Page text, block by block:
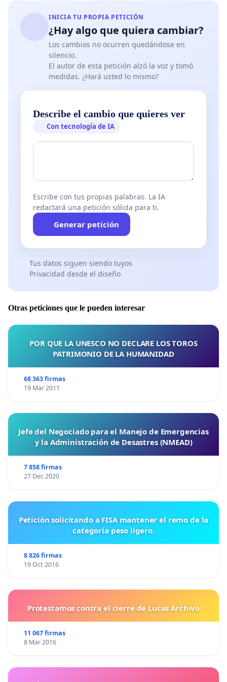
Con este comunicado, lo que intentamos es que se
nos dé una solución, ya que no es normal que
ningún alumno (de ambas clases) haya conseguido
superar el examen y con ello, la asignatura.
Agradezco de antemano su atención y quedo a la
espera de su respuesta.
Atentamente,
Mario González (delegado 1G)
INICIA TU PROPIA PETICIÓN
¿Hay algo que quiera cambiar?
Los cambios no ocurren quedándose en
silencio.
El autor de esta petición alzó la voz y tomó
medidas. ¿Hará usted lo mismo?
Describe el cambio que quieres ver
Con tecnología de IA
Escribe con tus propias palabras. La IA
redactará una petición sólida para ti.
Generar petición
Tus datos siguen siendo tuyos
Privacidad desde el diseño
Otras peticiones que le pueden interesar
POR QUE LA UNESCO NO DECLARE LOS TOROS
PATRIMONIO DE LA HUMANIDAD
68 363 firmas
19 Mar 2011
Jefe del Negociado para el Manejo de Emergencias
y la Administración de Desastres (NMEAD)
7 858 firmas
27 Dec 2020
Petición solicitando a FISA mantener el remo de la
categoría peso ligero.
8 826 firmas
19 Oct 2016
Protestamos contra el cierre de Lucas Archivo
11 067 firmas
8 Mar 2016